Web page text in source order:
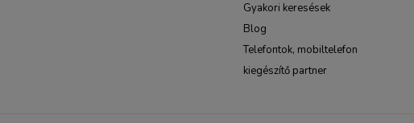
Gyakori keresések
Blog
Telefontok, mobiltelefon
kiegészítő partner